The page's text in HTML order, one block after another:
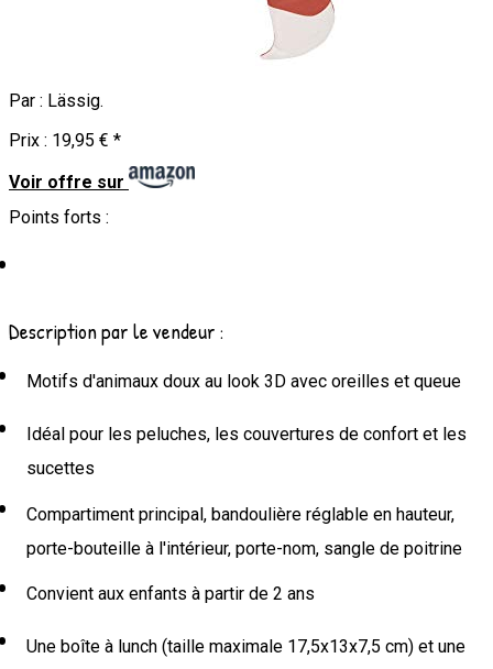
Par : Lässig.
Prix : 19,95 € *
Voir offre sur
Points forts :
Description par le vendeur :
Motifs d'animaux doux au look 3D avec oreilles et queue
Idéal pour les peluches, les couvertures de confort et les
sucettes
Compartiment principal, bandoulière réglable en hauteur,
porte-bouteille à l'intérieur, porte-nom, sangle de poitrine
Convient aux enfants à partir de 2 ans
Une boîte à lunch (taille maximale 17,5x13x7,5 cm) et une